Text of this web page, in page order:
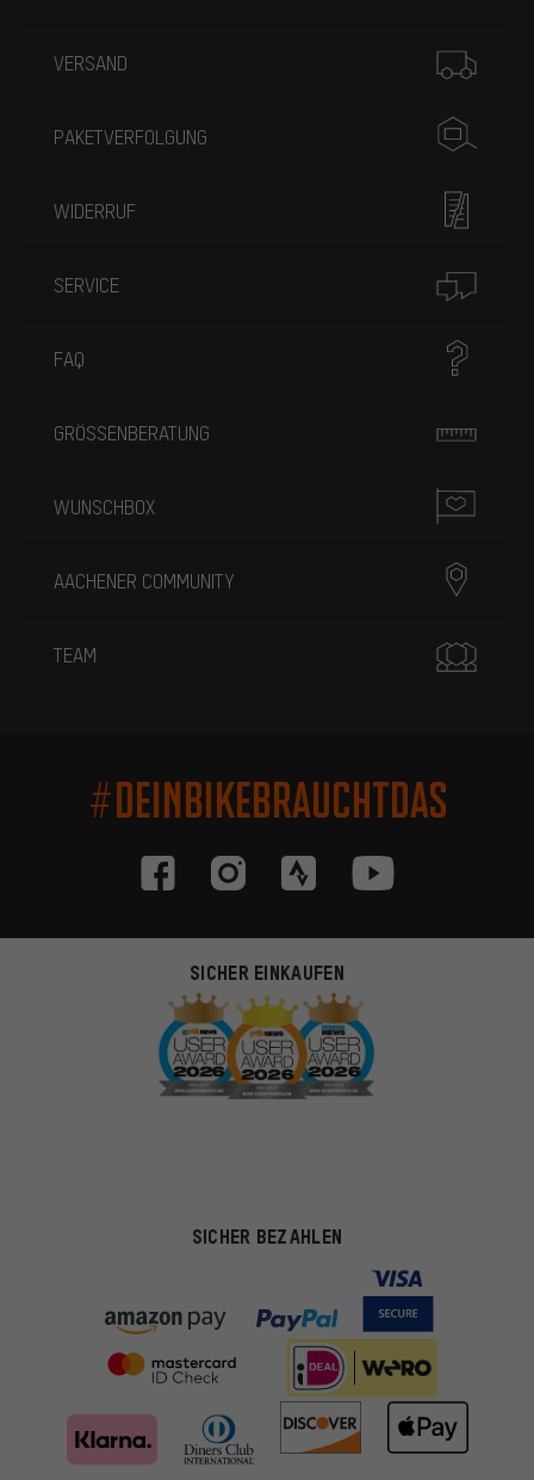
VERSAND
PAKETVERFOLGUNG
WIDERRUF
SERVICE
FAQ
GRÖSSENBERATUNG
WUNSCHBOX
AACHENER COMMUNITY
TEAM
#DEINBIKEBRAUCHTDAS
SICHER EINKAUFEN
SICHER BEZAHLEN